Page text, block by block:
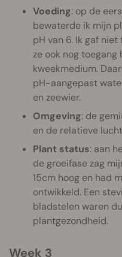
Voeding: op de
bewaterde ik mijn
pH van 6. Ik gaf
ze ook nog
kweekmedium.
pH-aangepast
en zeewier.
Omgeving: de
en de relatieve
Plant status: aan
de groeifase zag
15cm hoog en had
ontwikkeld. Een
bladstelen waren
plantgezondheid.
Week 3